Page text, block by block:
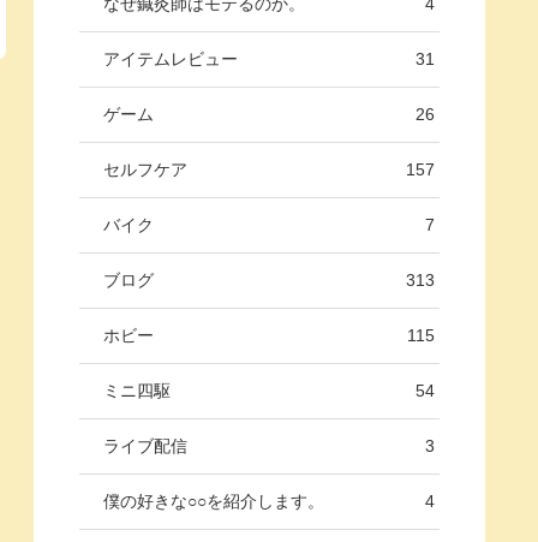
アイテムレビュー 31
ゲーム 26
セルフケア 157
バイク 7
ブログ 313
ホビー 115
ミニ四駆 54
ライブ配信 3
僕の好きな○○を紹介します。 4